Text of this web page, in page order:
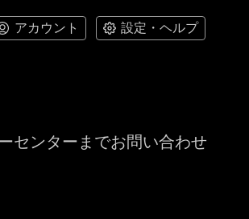
アカウント 設定・ヘルプ
センターまでお問い合わせ